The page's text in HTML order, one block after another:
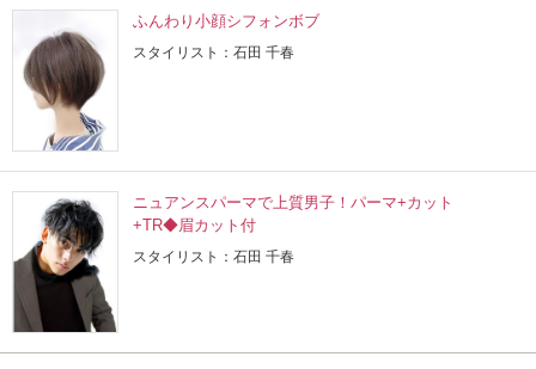
ふんわり小顔シフォンボブ
スタイリスト：石田 千春
ニュアンスパーマで上質男子！パーマ+カット
+TR◆眉カット付
スタイリスト：石田 千春